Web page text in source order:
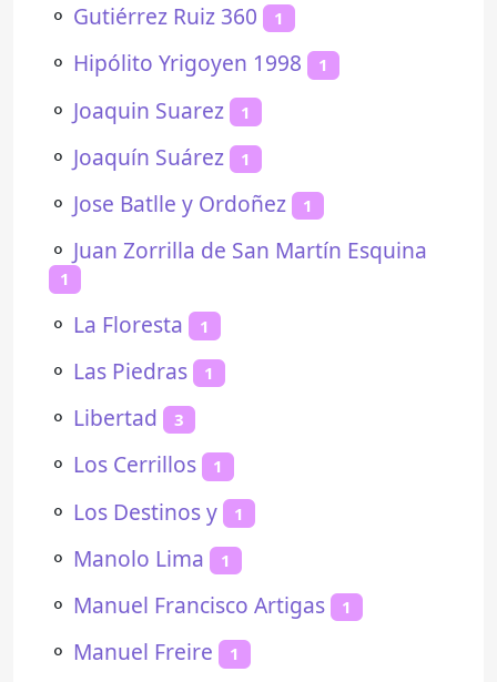
⚬ Gutiérrez Ruiz 360 1
⚬ Hipólito Yrigoyen 1998 1
⚬ Joaquin Suarez 1
⚬ Joaquín Suárez 1
⚬ Jose Batlle y Ordoñez 1
⚬ Juan Zorrilla de San Martín Esquina
1
⚬ La Floresta 1
⚬ Las Piedras 1
⚬ Libertad 3
⚬ Los Cerrillos 1
⚬ Los Destinos y 1
⚬ Manolo Lima 1
⚬ Manuel Francisco Artigas 1
⚬ Manuel Freire 1